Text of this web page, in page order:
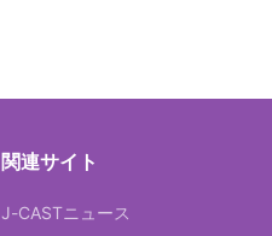
関連サイト
J-CASTニュース